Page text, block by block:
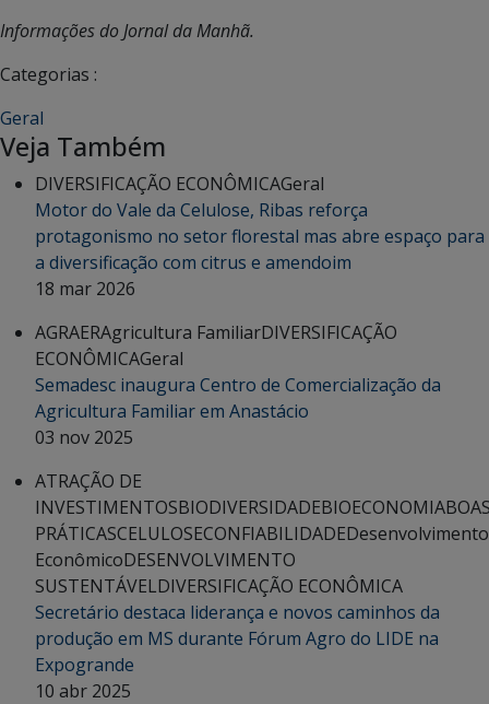
Informações do Jornal da Manhã.
Categorias :
Geral
Veja Também
DIVERSIFICAÇÃO ECONÔMICAGeral
Motor do Vale da Celulose, Ribas reforça
protagonismo no setor florestal mas abre espaço para
a diversificação com citrus e amendoim
18 mar 2026
AGRAERAgricultura FamiliarDIVERSIFICAÇÃO
ECONÔMICAGeral
Semadesc inaugura Centro de Comercialização da
Agricultura Familiar em Anastácio
03 nov 2025
ATRAÇÃO DE
INVESTIMENTOSBIODIVERSIDADEBIOECONOMIA
PRÁTICASCELULOSECONFIABILIDADEDesenvolvimento
EconômicoDESENVOLVIMENTO
SUSTENTÁVELDIVERSIFICAÇÃO ECONÔMICA
Secretário destaca liderança e novos caminhos da
produção em MS durante Fórum Agro do LIDE na
Expogrande
10 abr 2025